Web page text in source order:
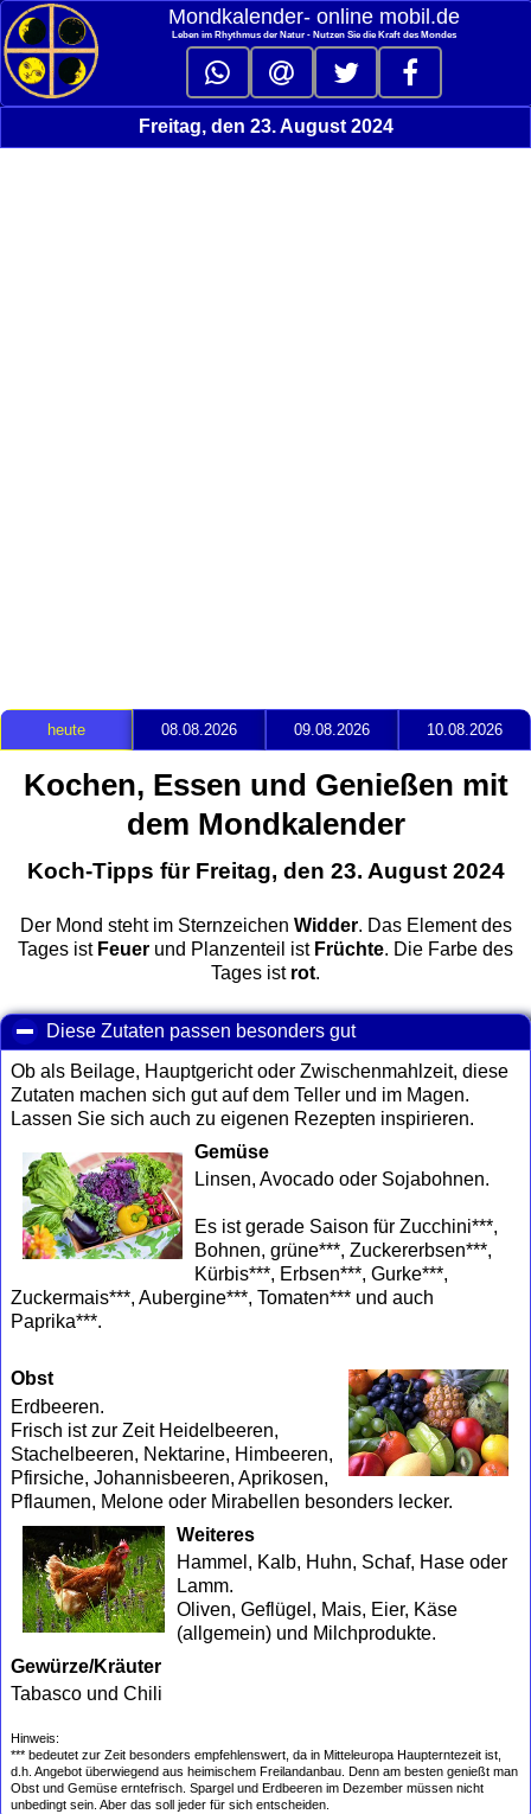
Mondkalender‑ online mobil.de
Leben im Rhythmus der Natur - Nutzen Sie die Kraft des Mondes
Freitag, den 23. August 2024
heute 08.08.2026 09.08.2026 10.08.2026
Kochen, Essen und Genießen mit
dem Mondkalender
Koch-Tipps für Freitag, den 23. August 2024
Der Mond steht im Sternzeichen Widder. Das Element des
Tages ist Feuer und Planzenteil ist Früchte. Die Farbe des
Tages ist rot.
Diese Zutaten passen besonders gutclick to collapse
Ob als Beilage, Hauptgericht oder Zwischenmahlzeit, diese
Zutaten machen sich gut auf dem Teller und im Magen.
Lassen Sie sich auch zu eigenen Rezepten inspirieren.
Gemüse
Linsen, Avocado oder Sojabohnen.
Es ist gerade Saison für Zucchini***,
Bohnen, grüne***, Zuckererbsen***,
Kürbis***, Erbsen***, Gurke***,
Zuckermais***, Aubergine***, Tomaten*** und auch
Paprika***.
Obst
Erdbeeren.
Frisch ist zur Zeit Heidelbeeren,
Stachelbeeren, Nektarine, Himbeeren,
Pfirsiche, Johannisbeeren, Aprikosen,
Pflaumen, Melone oder Mirabellen besonders lecker.
Weiteres
Hammel, Kalb, Huhn, Schaf, Hase oder
Lamm.
Oliven, Geflügel, Mais, Eier, Käse
(allgemein) und Milchprodukte.
Gewürze/Kräuter
Tabasco und Chili
Hinweis:
*** bedeutet zur Zeit besonders empfehlenswert, da in Mitteleuropa Haupterntezeit ist,
d.h. Angebot überwiegend aus heimischem Freilandanbau. Denn am besten genießt man
Obst und Gemüse erntefrisch. Spargel und Erdbeeren im Dezember müssen nicht
unbedingt sein. Aber das soll jeder für sich entscheiden.